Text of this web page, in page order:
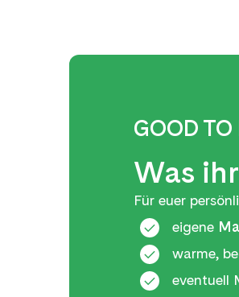
GOOD
Was
Für euer
eigene
warme,
eventuell